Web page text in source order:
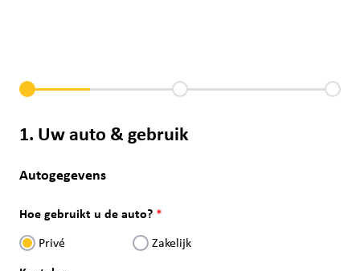
1. Uw auto & gebruik
Autogegevens
Hoe gebruikt u de auto?
Privé Zakelijk